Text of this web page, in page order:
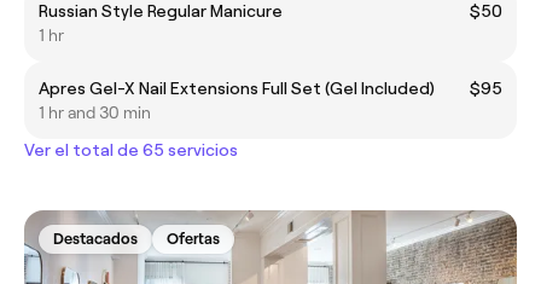
Russian Style Regular Manicure
$50
1 hr
Apres Gel-X Nail Extensions Full Set (Gel Included)
$95
1 hr and 30 min
Ver el total de 65 servicios
Destacados Ofertas